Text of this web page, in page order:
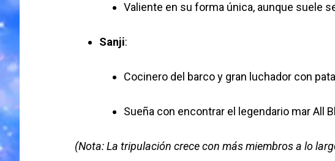
Valiente en su forma única, aunque suele
Sanji:
Cocinero del barco y gran luchador con
Sueña con encontrar el legendario mar All
(Nota: La tripulación crece con más miembros a lo